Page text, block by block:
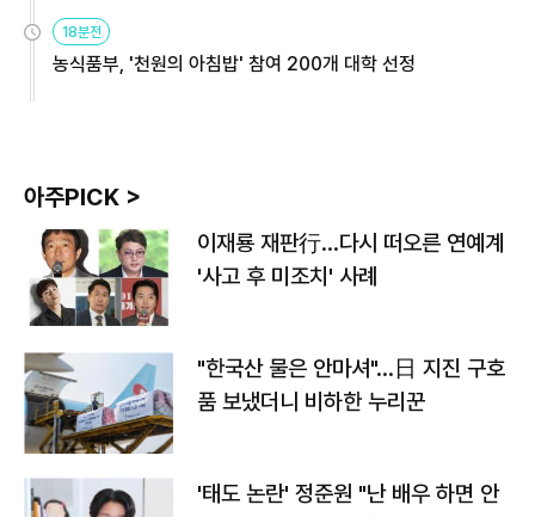
원
18분전
농식품부, '천원의 아침밥' 참여 200개 대학 선정
아주PICK >
이재룡 재판行…다시 떠오른 연예계
'사고 후 미조치' 사례
"한국산 물은 안마셔"…日 지진 구호
품 보냈더니 비하한 누리꾼
'태도 논란' 정준원 "난 배우 하면 안